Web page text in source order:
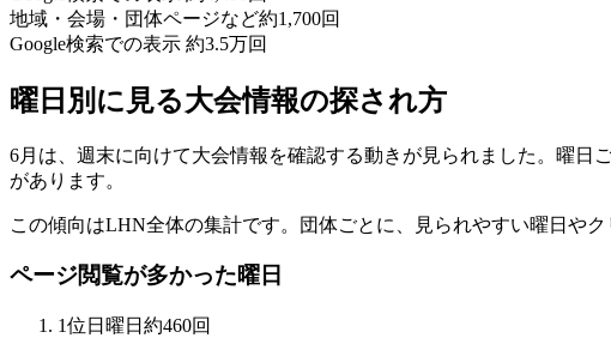
地域・会場・団体ページなど約1,700回
Google検索での表示 約3.5万回
曜日別に見る大会情報の探され方
6月は、週末に向けて大会情報を確認する動きが見られました。曜日
があります。
この傾向はLHN全体の集計です。団体ごとに、見られやすい曜日やク
ページ閲覧が多かった曜日
1位 日 曜日 約460回